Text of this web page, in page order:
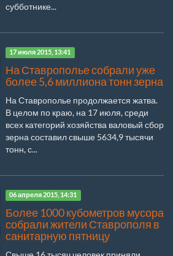
субботнике...
17 июля 2015, 13:41
На Ставрополье собрали уже
более 5,6 миллиона тонн зерна
На Ставрополье продолжается жатва.
В целом по краю, на 17 июля, среди
всех категорий хозяйства валовый сбор
зерна составил свыше 5634,9 тысячи
тонн, с...
06 апреля 2015, 14:31
Более 1000 кубометров мусора
собрали жители Ставрополя в
санитарную пятницу